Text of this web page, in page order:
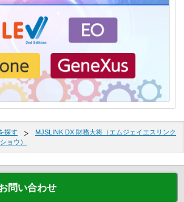
探す
MJSLINK DX 財務大将（エムジェイエスリンク
ョウ）
問い合わせ